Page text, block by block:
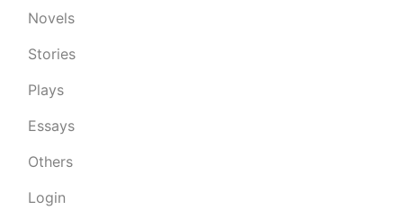
Novels
Stories
Plays
Essays
Others
Login